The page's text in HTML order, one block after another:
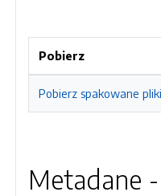
Pobierz
Pobierz spakowane pliki
Metadane